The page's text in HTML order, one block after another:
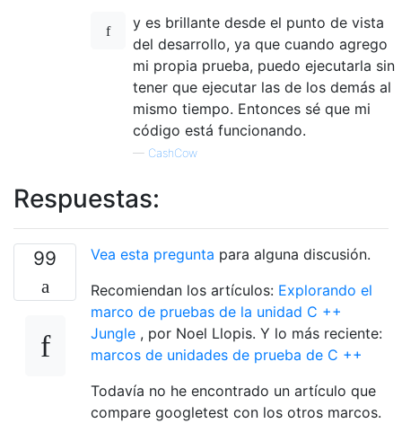
y es brillante desde el punto de vista
del desarrollo, ya que cuando agrego
mi propia prueba, puedo ejecutarla sin
tener que ejecutar las de los demás al
mismo tiempo. Entonces sé que mi
código está funcionando.
— CashCow
Respuestas:
99 Vea esta pregunta para alguna discusión.
Recomiendan los artículos: Explorando el
marco de pruebas de la unidad C ++
Jungle , por Noel Llopis. Y lo más reciente:
marcos de unidades de prueba de C ++
Todavía no he encontrado un artículo que
compare googletest con los otros marcos.